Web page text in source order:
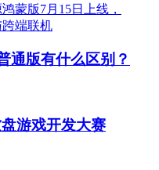
通版有什么区别？
游戏开发大赛